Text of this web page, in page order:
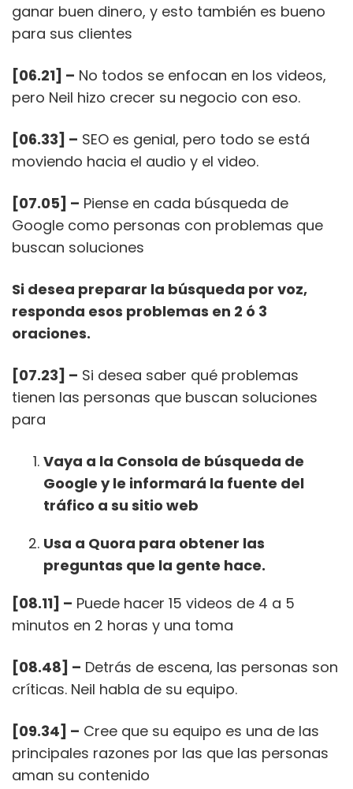
ganar buen dinero, y esto también es bueno
para sus clientes
[06.21] – No todos se enfocan en los videos,
pero Neil hizo crecer su negocio con eso.
[06.33] – SEO es genial, pero todo se está
moviendo hacia el audio y el video.
[07.05] – Piense en cada búsqueda de
Google como personas con problemas que
buscan soluciones
Si desea preparar la búsqueda por voz,
responda esos problemas en 2 ó 3
oraciones.
[07.23] – Si desea saber qué problemas
tienen las personas que buscan soluciones
para
Vaya a la Consola de búsqueda de
Google y le informará la fuente del
tráfico a su sitio web
Usa a Quora para obtener las
preguntas que la gente hace.
[08.11] – Puede hacer 15 videos de 4 a 5
minutos en 2 horas y una toma
[08.48] – Detrás de escena, las personas son
críticas. Neil habla de su equipo.
[09.34] – Cree que su equipo es una de las
principales razones por las que las personas
aman su contenido